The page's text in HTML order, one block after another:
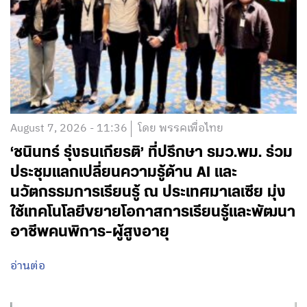
August 7, 2026 - 11:36 โดย พรรคเพื่อไทย
‘ชนินทร์ รุ่งธนเกียรติ’ ที่ปรึกษา รมว.พม. ร่วม
ประชุมแลกเปลี่ยนความรู้ด้าน AI และ
นวัตกรรมการเรียนรู้ ณ ประเทศมาเลเซีย มุ่ง
ใช้เทคโนโลยีขยายโอกาสการเรียนรู้และพัฒนา
อาชีพคนพิการ-ผู้สูงอายุ
อ่านต่อ